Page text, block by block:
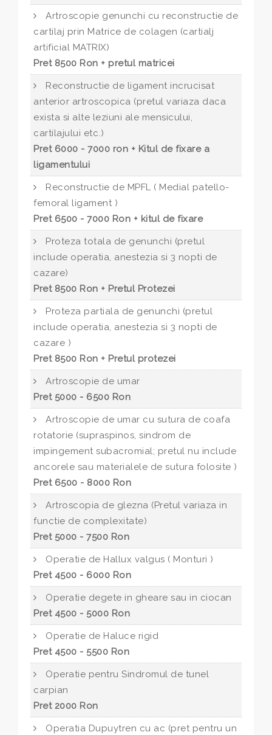
Artroscopie genunchi cu reconstructie de
cartilaj prin Matrice de colagen (cartialj
artificial MATRIX)
Pret 8500 Ron + pretul matricei
Reconstructie de ligament incrucisat
anterior artroscopica (pretul variaza daca
exista si alte leziuni ale mensicului,
cartilajului etc.)
Pret 6000 - 7000 ron + Kitul de fixare a
ligamentului
Reconstructie de MPFL ( Medial patello-
femoral ligament )
Pret 6500 - 7000 Ron + kitul de fixare
Proteza totala de genunchi (pretul
include operatia, anestezia si 3 nopti de
cazare)
Pret 8500 Ron + Pretul Protezei
Proteza partiala de genunchi (pretul
include operatia, anestezia si 3 nopti de
cazare )
Pret 8500 Ron + Pretul protezei
Artroscopie de umar
Pret 5000 - 6500 Ron
Artroscopie de umar cu sutura de coafa
rotatorie (supraspinos, sindrom de
impingement subacromial; pretul nu include
ancorele sau materialele de sutura folosite )
Pret 6500 - 8000 Ron
Artroscopia de glezna (Pretul variaza in
functie de complexitate)
Pret 5000 - 7500 Ron
Operatie de Hallux valgus ( Monturi )
Pret 4500 - 6000 Ron
Operatie degete in gheare sau in ciocan
Pret 4500 - 5000 Ron
Operatie de Haluce rigid
Pret 4500 - 5500 Ron
Operatie pentru Sindromul de tunel
carpian
Pret 2000 Ron
Operatia Dupuytren cu ac (pret pentru un